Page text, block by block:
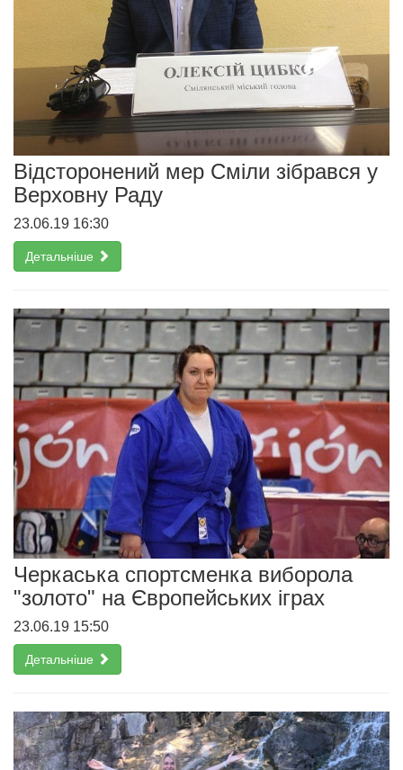
Відсторонений мер Сміли зібрався у
Верховну Раду
23.06.19 16:30
Детальніше
Черкаська спортсменка виборола
"золото" на Європейських іграх
23.06.19 15:50
Детальніше